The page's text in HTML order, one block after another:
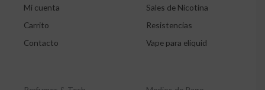
Mi cuenta
Carrito
Contacto
Sales de Nicotina
Resistencias
Vape para eliquid